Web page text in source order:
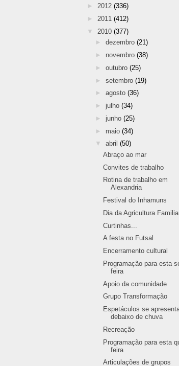
► 2012 (336)
► 2011 (412)
▼ 2010 (377)
► dezembro (21)
► novembro (38)
► outubro (25)
► setembro (19)
► agosto (36)
► julho (34)
► junho (25)
► maio (34)
▼ abril (50)
Abraço ao mar
Convites de trabalho
Rotina de trabalho em
Alexandria
Festival do Inhamuns
Dia da Agricultura
Curtinhas...
A festa no Futsal
Encerramento cultural
Programação para esta
feira
Apoio da comunidade
Grupo Transformação
Espetáculos se
debaixo de chuva
Recreação
Programação para esta
feira
Articulações de grupos